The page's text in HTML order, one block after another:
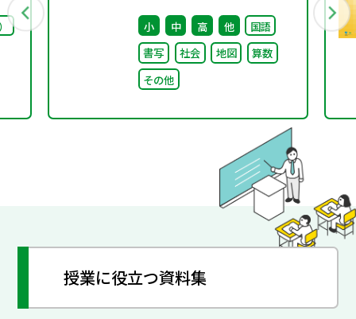
に関する特別部会（第1
回） 配布資料
小 中 高 他
国語
書写
社会 地図
算数
その他
授業に役立つ資料集